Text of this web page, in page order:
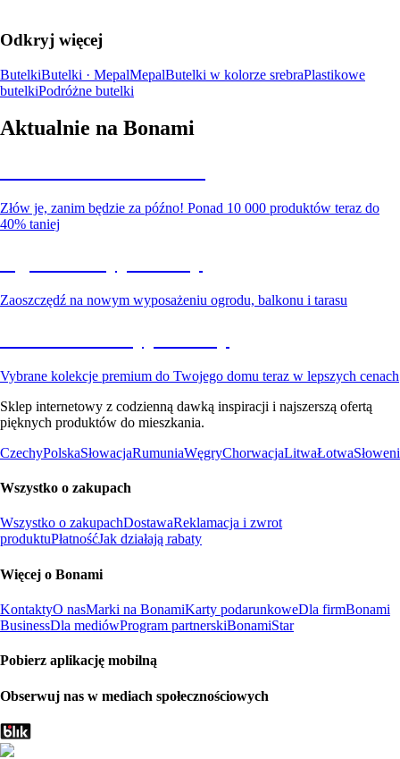
Odkryj więcej
ButelkiButelki · MepalMepalButelki w kolorze srebraPlastikowe
butelkiPodróżne butelki
Aktualnie na Bonami
Złów je, zanim będzie za późno! Ponad 10 000 produktów teraz do
40% taniej
Zaoszczędź na nowym wyposażeniu ogrodu, balkonu i tarasu
Vybrane kolekcje premium do Twojego domu teraz w lepszych cenach
Sklep internetowy z codzienną dawką inspiracji i najszerszą ofertą
pięknych produktów do mieszkania.
CzechyPolskaSłowacjaRumuniaWęgryChorwacjaLitwaŁotwa
Wszystko o zakupach
Wszystko o zakupachDostawaReklamacja i zwrot
produktuPłatnośćJak działają rabaty
Więcej o Bonami
KontaktyO nasMarki na BonamiKarty podarunkoweDla firmBonami
BusinessDla mediówProgram partnerskiBonamiStar
Pobierz aplikację mobilną
Obserwuj nas w mediach społecznościowych